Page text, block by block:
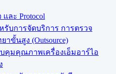
ละ Protocol
บการจัดบริการ การตรวจ
าขั้นสูง (Outsource)
คุมคุณภาพเครื่องเอ็มอาร์ไอ